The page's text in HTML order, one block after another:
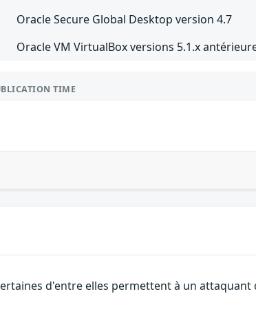
Oracle Secure Global Desktop version 4.7
Oracle VM VirtualBox versions 5.1.x
TIME
d'entre elles permettent à un